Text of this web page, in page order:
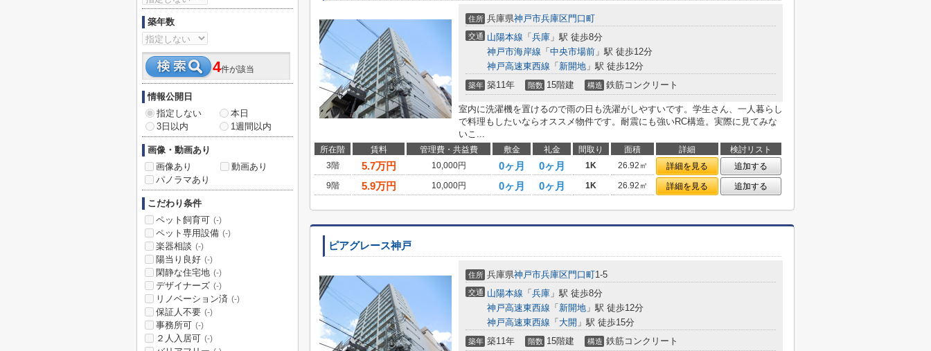
住所 兵庫県神戸市兵庫区門口町
交通 山陽本線 「 兵庫 」駅 徒歩8分
神戸市海岸線 「 中央市場前 」駅 徒歩12分
神戸高速東西線 「 新開地 」駅 徒歩12分
築年 築11年 階数 15階建 構造 鉄筋コンクリート
室内に洗濯機を置けるので雨の日も洗濯がしやすいです。学生さん、一人暮らし
で料理もしたいならオススメ物件です。耐震にも強いRC構造。実際に見てみな
いこ...
所在階 賃料 管理費・共益費 敷金 礼金 間取り 面積 詳細
検討リスト
3階
5.7万円 10,000円 0ヶ月 0ヶ月 1K 26.92㎡ 詳細を見る
追加する
9階
5.9万円 10,000円 0ヶ月 0ヶ月 1K 26.92㎡ 詳細を見る 追加する
ピアグレース神戸
住所 兵庫県神戸市兵庫区門口町1-5
交通 山陽本線 「 兵庫 」駅 徒歩8分
神戸高速東西線 「 新開地 」駅 徒歩12分
神戸高速東西線 「 大開 」駅 徒歩15分
築年 築11年 階数 15階建 構造 鉄筋コンクリート
築年数
4件が該当
情報公開日
指定しない
本日
3日以内
1週間以内
画像・動画あり
画像あり
動画あり
パノラマあり
こだわり条件
ペット飼育可 (-)
ペット専用設備 (-)
楽器相談 (-)
陽当り良好 (-)
閑静な住宅地 (-)
デザイナーズ (-)
リノベーション済 (-)
保証人不要 (-)
事務所可 (-)
２人入居可 (-)